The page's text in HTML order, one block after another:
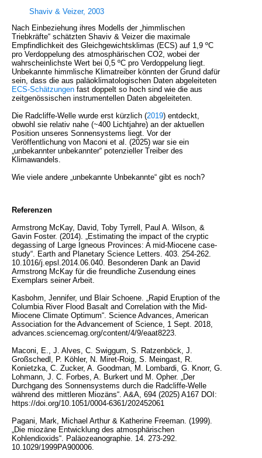
Shaviv & Veizer, 2003
Nach Einbeziehung ihres Modells der „himmlischen
Triebkräfte“ schätzten Shaviv & Veizer die maximale
Empfindlichkeit des Gleichgewichtsklimas (ECS) auf 1,9 ºC
pro Verdoppelung des atmosphärischen CO2, wobei der
wahrscheinlichste Wert bei 0,5 ºC pro Verdoppelung liegt.
Unbekannte himmlische Klimatreiber könnten der Grund dafür
sein, dass die aus paläoklimatologischen Daten abgeleiteten
ECS-Schätzungen fast doppelt so hoch sind wie die aus
zeitgenössischen instrumentellen Daten abgeleiteten.
Die Radcliffe-Welle wurde erst kürzlich (2019) entdeckt,
obwohl sie relativ nahe (~400 Lichtjahre) an der aktuellen
Position unseres Sonnensystems liegt. Vor der
Veröffentlichung von Maconi et al. (2025) war sie ein
„unbekannter unbekannter“ potenzieller Treiber des
Klimawandels.
Wie viele andere „unbekannte Unbekannte“ gibt es noch?
Referenzen
Armstrong McKay, David, Toby Tyrrell, Paul A. Wilson, &
Gavin Foster. (2014). „Estimating the impact of the cryptic
degassing of Large Igneous Provinces: A mid-Miocene case-
study“. Earth and Planetary Science Letters. 403. 254-262.
10.1016/j.epsl.2014.06.040. Besonderen Dank an David
Armstrong McKay für die freundliche Zusendung eines
Exemplars seiner Arbeit.
Kasbohm, Jennifer, und Blair Schoene. „Rapid Eruption of the
Columbia River Flood Basalt and Correlation with the Mid-
Miocene Climate Optimum“. Science Advances, American
Association for the Advancement of Science, 1 Sept. 2018,
advances.sciencemag.org/content/4/9/eaat8223.
Maconi, E., J. Alves, C. Swiggum, S. Ratzenböck, J.
Großschedl, P. Köhler, N. Miret-Roig, S. Meingast, R.
Konietzka, C. Zucker, A. Goodman, M. Lombardi, G. Knorr, G.
Lohmann, J. C. Forbes, A. Burkert und M. Opher. „Der
Durchgang des Sonnensystems durch die Radcliffe-Welle
während des mittleren Miozäns“. A&A, 694 (2025) A167 DOI:
https://doi.org/10.1051/0004-6361/202452061
Pagani, Mark, Michael Arthur & Katherine Freeman. (1999).
„Die miozäne Entwicklung des atmosphärischen
Kohlendioxids“. Paläozeanographie. 14. 273-292.
10.1029/1999PA900006.